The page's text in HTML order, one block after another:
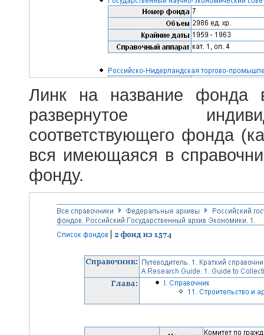
Линк на название фонда
развернутое
соответствующего фонда
вся имеющаяся в
фонду.